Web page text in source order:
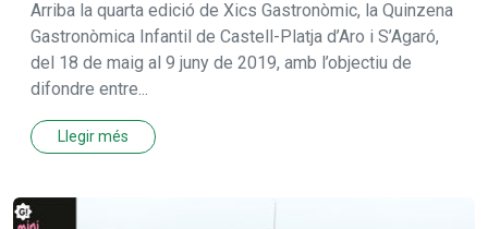
Arriba la quarta edició de Xics Gastronòmic, la Quinzena
Gastronòmica Infantil de Castell-Platja d’Aro i S’Agaró,
del 18 de maig al 9 juny de 2019, amb l’objectiu de
difondre entre...
Llegir més